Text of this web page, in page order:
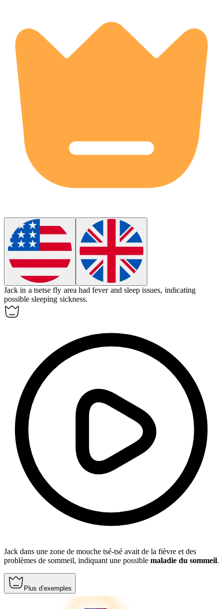
Jack in a tsetse fly area had fever and sleep issues, indicating
possiblesleeping sickness.
Jack dans une zone de mouche tsé-tsé avait de la fièvre et des
problèmes de sommeil, indiquant une possible maladie du sommeil.
Plus d’exemples